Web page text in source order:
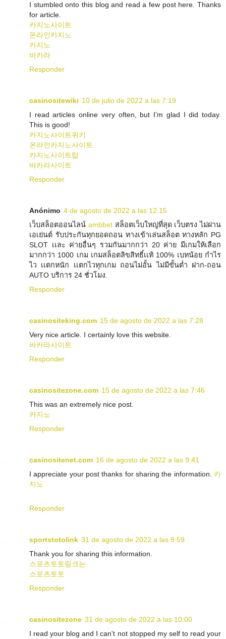
I stumbled onto this blog and read a few post here. Thanks
for article.
카지노사이트
온라인카지노
카지노
바카라
Responder
casinositewiki 10 de julio de 2022 a las 7:19
I read articles online very often, but I’m glad I did today.
This is good!
카지노사이트위키
온라인카지노사이트
카지노사이트탑
바카라사이트
Responder
Anónimo 4 de agosto de 2022 a las 12:15
เว็บสล็อตออนไลน์ ambbetสล็อตเว็บใหญ่ที่สุด เว็บตรง ไม่ผ่าน
เอเย่นต์ รับประกันทุกยอดถอน ทางเข้าเล่นสล็อต ทางหลัก PG
SLOT เเละ ค่ายอื่นๆ รวมกันมากกว่า 20 ค่าย มีเกมให้เลือก
มากกว่า 1000 เกม เกมสล็อตลิขสิทธิ์เเท้ 100% เบทน้อย กำไร
ไว เเตกหนัก เเตกไวทุกเกม ถอนไม่อั้น ไม่มีขั้นต่ำ ฝาก-ถอน
AUTO บริการ 24 ชั่วโมง.
Responder
casinositeking.com 15 de agosto de 2022 a las 7:28
Very nice article. I certainly love this website.
바카라사이트
Responder
casinositezone.com 15 de agosto de 2022 a las 7:46
This was an extremely nice post.
카지노
Responder
casinositenet.com 16 de agosto de 2022 a las 9:41
I appreciate your post thanks for sharing the information. 카
지노
Responder
sportstotolink 31 de agosto de 2022 a las 9:59
Thank you for sharing this information.
스포츠토토링크는
스포츠토토
Responder
casinositezone 31 de agosto de 2022 a las 10:00
I read your blog and I can't not stopped my self to read your